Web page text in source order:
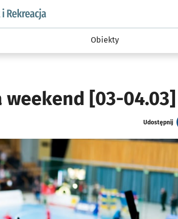
podserwis: Sport i rekreacja
Obiekty
[03-04.03]
Udostępnij